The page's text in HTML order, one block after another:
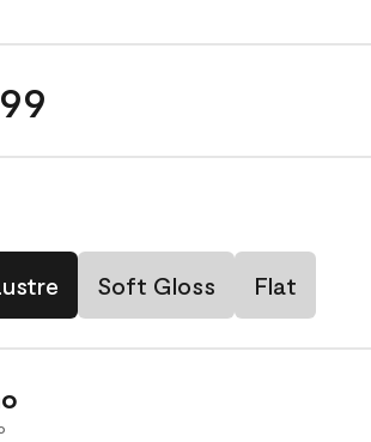
Soft Gloss Flat